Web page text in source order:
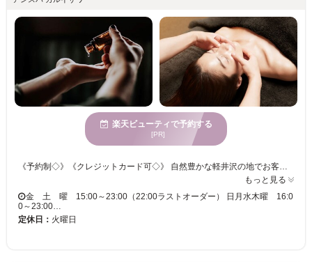
楽天ビューティで予約する
[PR]
《予約制◇》《クレジットカード可◇》 自然豊かな軽井沢の地でお客様ひとりひとりのお悩みや、ご希望に添って、心と身体を丁寧にほぐします。 ランチ・ディナープランとあわせて、近隣からの外来スパのご予約も承っております。 軽井沢生まれの自然派コスメ【SPAKARU-スパカル-】 フェイシャル、ボディともに贅沢にもちいての、軽井沢限定パッケージメニュー。 ボディはハーブエッセンスとオイルをもちいて、身体が本来もつ自然の力を呼び戻します。 フェイシャルでは軽井沢に育ったハーブの香りのストーリーを感じながら、クレンジング、フェイシャルマッサージ、デコルテ、ヘッド、みずみずしいお肌へと導きます。 爽【SOU】90分 スパカルフェイシャル＆ボディ 税抜き￥27,000 税込￥29,700- 薫【KAORU】120分 スパカルフェイシャル＆ボディ 税抜き￥32,000 税込￥35,200- どうぞお気軽にお問い合わせくださいませ。
もっと見る
金 土 曜 15:00～23:00（22:00ラストオーダー） 日月水木曜 16:0
0～23:00…
定休日： 火曜日